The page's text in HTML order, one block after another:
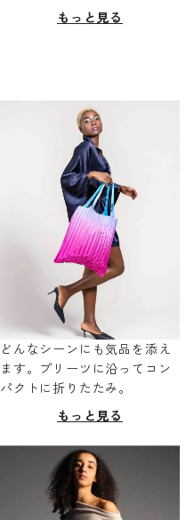
もっと見る
どんなシーンにも気品を添え
ます。プリーツに沿ってコン
パクトに折りたたみ。
もっと見る